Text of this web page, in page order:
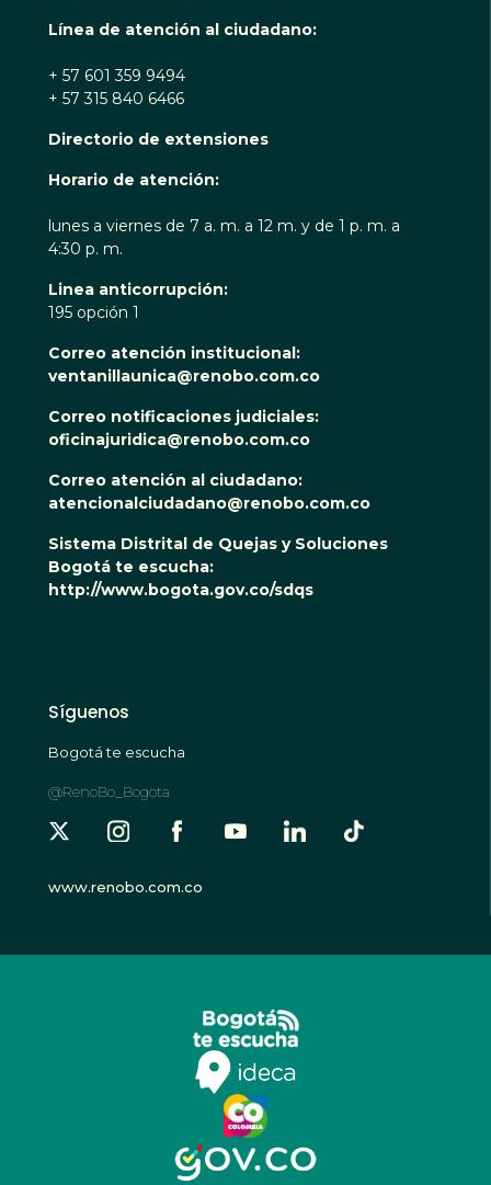
Línea de atención al ciudadano:
+ 57 601 359 9494
+ 57 315 840 6466
Directorio de extensiones
Horario de atención:
lunes a viernes de 7 a. m. a 12 m. y de 1 p. m. a
4:30 p. m.
Linea anticorrupción:
195 opción 1
Correo atención institucional:
ventanillaunica@renobo.com.co
Correo notificaciones judiciales:
oficinajuridica@renobo.com.co
Correo atención al ciudadano:
atencionalciudadano@renobo.com.co
Sistema Distrital de Quejas y Soluciones
Bogotá te escucha:
http://www.bogota.gov.co/sdqs
Síguenos
Bogotá te escucha
@RenoBo_Bogota
www.renobo.com.co